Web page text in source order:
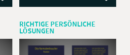
RICHTIGE PERSÖNLICHE
LÖSUNGEN